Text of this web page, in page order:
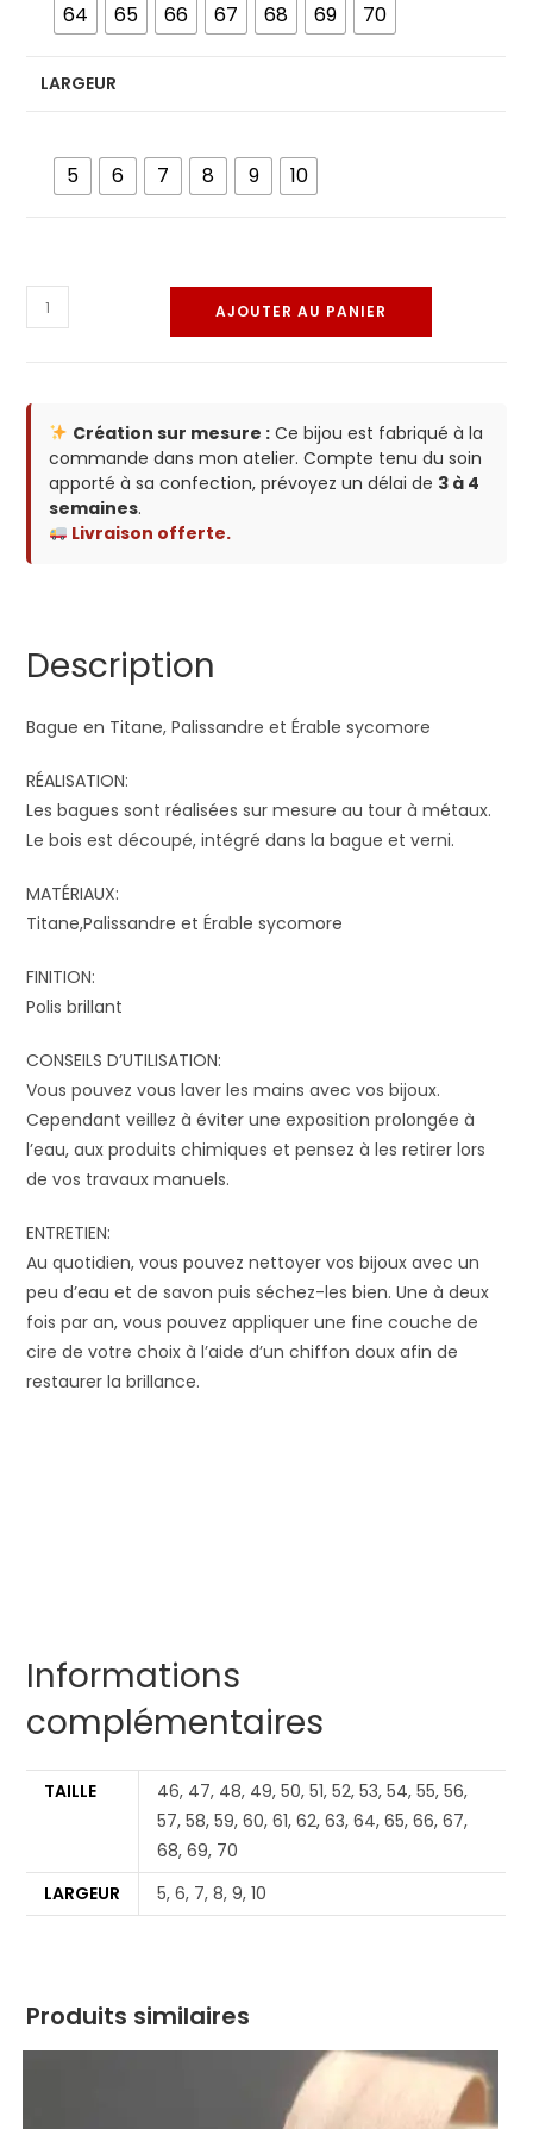
64
65 66 67 68 69 70
LARGEUR
5 6 7 8 9 10
AJOUTER AU PANIER
Création sur mesure : Ce bijou est fabriqué à la
commande dans mon atelier. Compte tenu du soin
apporté à sa confection, prévoyez un délai de 3 à 4
semaines.
Livraison offerte.
Description
Bague en Titane, Palissandre et Érable sycomore
RÉALISATION:
Les bagues sont réalisées sur mesure au tour à métaux.
Le bois est découpé, intégré dans la bague et verni.
MATÉRIAUX:
Titane,Palissandre et Érable sycomore
FINITION:
Polis brillant
CONSEILS D’UTILISATION:
Vous pouvez vous laver les mains avec vos bijoux.
Cependant veillez à éviter une exposition prolongée à
l’eau, aux produits chimiques et pensez à les retirer lors
de vos travaux manuels.
ENTRETIEN:
Au quotidien, vous pouvez nettoyer vos bijoux avec un
peu d’eau et de savon puis séchez-les bien. Une à deux
fois par an, vous pouvez appliquer une fine couche de
cire de votre choix à l’aide d’un chiffon doux afin de
restaurer la brillance.
Informations
complémentaires
TAILLE
46, 47, 48, 49, 50, 51, 52, 53, 54, 55, 56,
57, 58, 59, 60, 61, 62, 63, 64, 65, 66, 67,
68, 69, 70
LARGEUR
5, 6, 7, 8, 9, 10
Produits similaires